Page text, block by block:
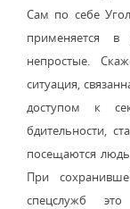
Сам по себе
применяется
непростые.
ситуация,
доступом к
бдительности,
посещаются
При
спецслужб